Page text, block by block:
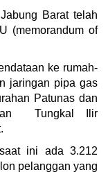
Barat telah
(memorandum of
ke rumah-
jaringan pipa gas
Patunas dan
Tungkal Ilir
ini ada 3.212
pelanggan yang